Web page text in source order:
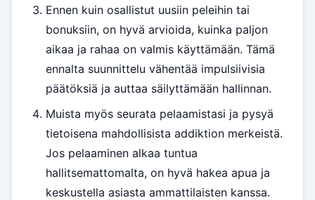
Ennen kuin osallistut uusiin peleihin tai
bonuksiin, on hyvä arvioida, kuinka paljon
aikaa ja rahaa on valmis käyttämään. Tämä
ennalta suunnittelu vähentää impulsiivisia
päätöksiä ja auttaa säilyttämään hallinnan.
Muista myös seurata pelaamistasi ja pysyä
tietoisena mahdollisista addiktion merkeistä.
Jos pelaaminen alkaa tuntua
hallitsemattomalta, on hyvä hakea apua ja
keskustella asiasta ammattilaisten kanssa.